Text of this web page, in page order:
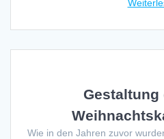
Gestaltung
Wie in den Jahren zuvor